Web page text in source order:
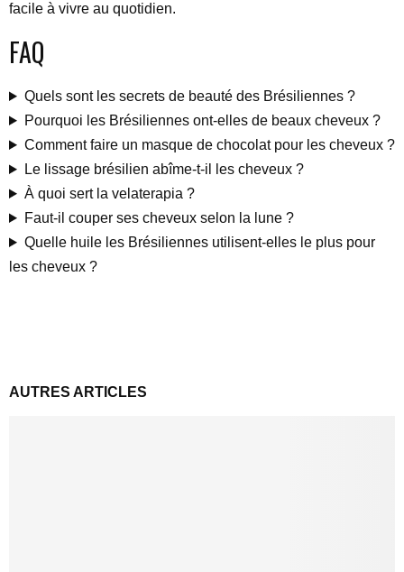
facile à vivre au quotidien.
FAQ
Quels sont les secrets de beauté des Brésiliennes ?
Pourquoi les Brésiliennes ont-elles de beaux cheveux ?
Comment faire un masque de chocolat pour les cheveux ?
Le lissage brésilien abîme-t-il les cheveux ?
À quoi sert la velaterapia ?
Faut-il couper ses cheveux selon la lune ?
Quelle huile les Brésiliennes utilisent-elles le plus pour
les cheveux ?
AUTRES ARTICLES